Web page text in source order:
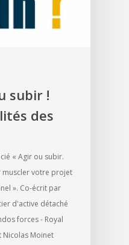
subir !
des
« Agir ou subir.
muscler votre projet
». Co-écrit par
d'active détaché
forces - Royal
Nicolas Moinet